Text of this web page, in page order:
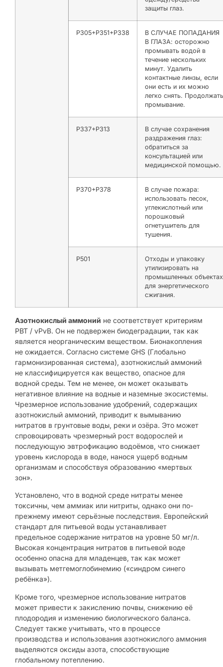
защиты глаз.
P305+P351+P338
В СЛУЧАЕ ПОПАДАНИЯ
В ГЛАЗА: осторожно
промывать водой в
течение нескольких
минут. Удалить
контактные линзы, если
они есть и их можно
легко снять. Продолжать
промывание.
P337+P313
В случае сохранения
раздражения глаз:
обратиться за
консультацией или
медицинской помощью.
P370+P378
В случае пожара:
использовать песок,
углекислотный или
порошковый
огнетушитель для
тушения.
P501
Отходы и упаковку
утилизировать на
промышленных объектах
для энергетического
сжигания.
Азотнокислый аммоний не соответствует критериям
PBT / vPvB. Он не подвержен биодеградации, так как
является неорганическим веществом. Бионакопления
не ожидается. Согласно системе GHS (Глобально
гармонизированная система), азотнокислый аммоний
не классифицируется как вещество, опасное для
водной среды. Тем не менее, он может оказывать
негативное влияние на водные и наземные экосистемы.
Чрезмерное использование удобрений, содержащих
азотнокислый аммоний, приводит к вымыванию
нитратов в грунтовые воды, реки и озёра. Это может
спровоцировать чрезмерный рост водорослей и
последующую эвтрофикацию водоёмов, что снижает
уровень кислорода в воде, нанося ущерб водным
организмам и способствуя образованию «мертвых
зон».
Установлено, что в водной среде нитраты менее
токсичны, чем аммиак или нитриты, однако они по-
прежнему имеют серьёзные последствия. Европейский
стандарт для питьевой воды устанавливает
предельное содержание нитратов на уровне 50 мг/л.
Высокая концентрация нитратов в питьевой воде
особенно опасна для младенцев, так как может
вызывать метгемоглобинемию («синдром синего
ребёнка»).
Кроме того, чрезмерное использование нитратов
может привести к закислению почвы, снижению её
плодородия и изменению биологического баланса.
Следует также учитывать, что в процессе
производства и использования азотнокислого аммония
выделяются оксиды азота, способствующие
глобальному потеплению.